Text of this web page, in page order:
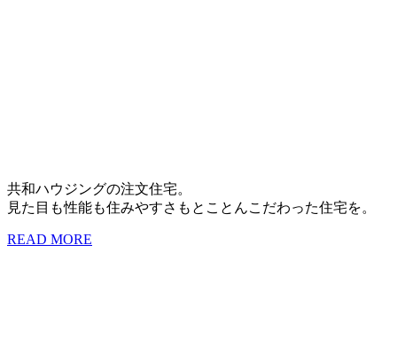
共和ハウジングの注文住宅。
見た目も性能も住みやすさもとことんこだわった住宅を。
READ MORE